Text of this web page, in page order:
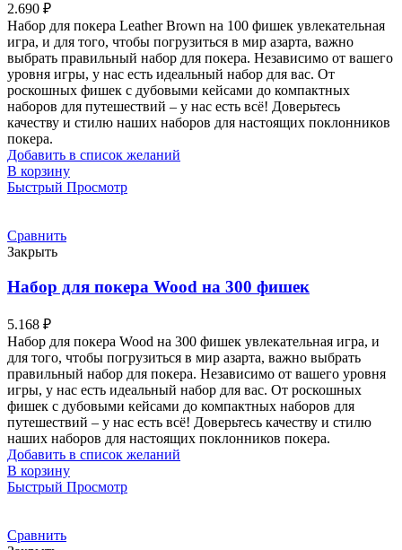
2.690 ₽
Набор для покера Leather Brown на 100 фишек увлекательная
игра, и для того, чтобы погрузиться в мир азарта, важно
выбрать правильный набор для покера. Независимо от вашего
уровня игры, у нас есть идеальный набор для вас. От
роскошных фишек с дубовыми кейсами до компактных
наборов для путешествий – у нас есть всё! Доверьтесь
качеству и стилю наших наборов для настоящих поклонников
покера.
Добавить в список желаний
В корзину
Быстрый Просмотр
Сравнить
Закрыть
Набор для покера Wood на 300 фишек
5.168 ₽
Набор для покера Wood на 300 фишек увлекательная игра, и
для того, чтобы погрузиться в мир азарта, важно выбрать
правильный набор для покера. Независимо от вашего уровня
игры, у нас есть идеальный набор для вас. От роскошных
фишек с дубовыми кейсами до компактных наборов для
путешествий – у нас есть всё! Доверьтесь качеству и стилю
наших наборов для настоящих поклонников покера.
Добавить в список желаний
В корзину
Быстрый Просмотр
Сравнить